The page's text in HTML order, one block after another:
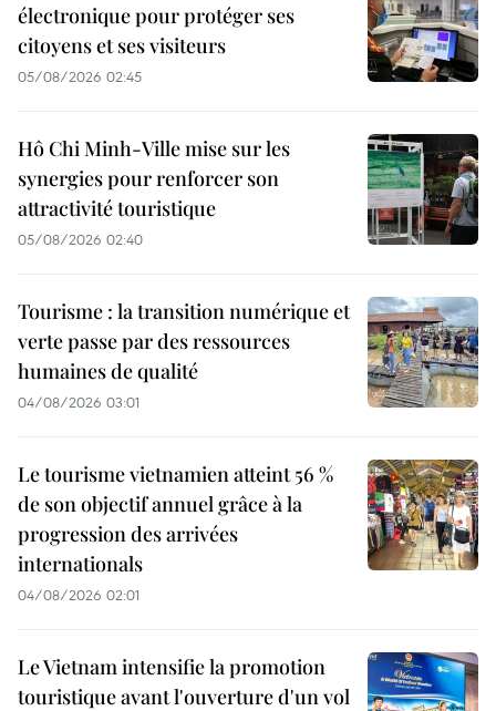
électronique pour protéger ses
citoyens et ses visiteurs
05/08/2026 02:45
Hô Chi Minh-Ville mise sur les
synergies pour renforcer son
attractivité touristique
05/08/2026 02:40
Tourisme : la transition numérique et
verte passe par des ressources
humaines de qualité
04/08/2026 03:01
Le tourisme vietnamien atteint 56 %
de son objectif annuel grâce à la
progression des arrivées
internationals
04/08/2026 02:01
Le Vietnam intensifie la promotion
touristique avant l'ouverture d'un vol